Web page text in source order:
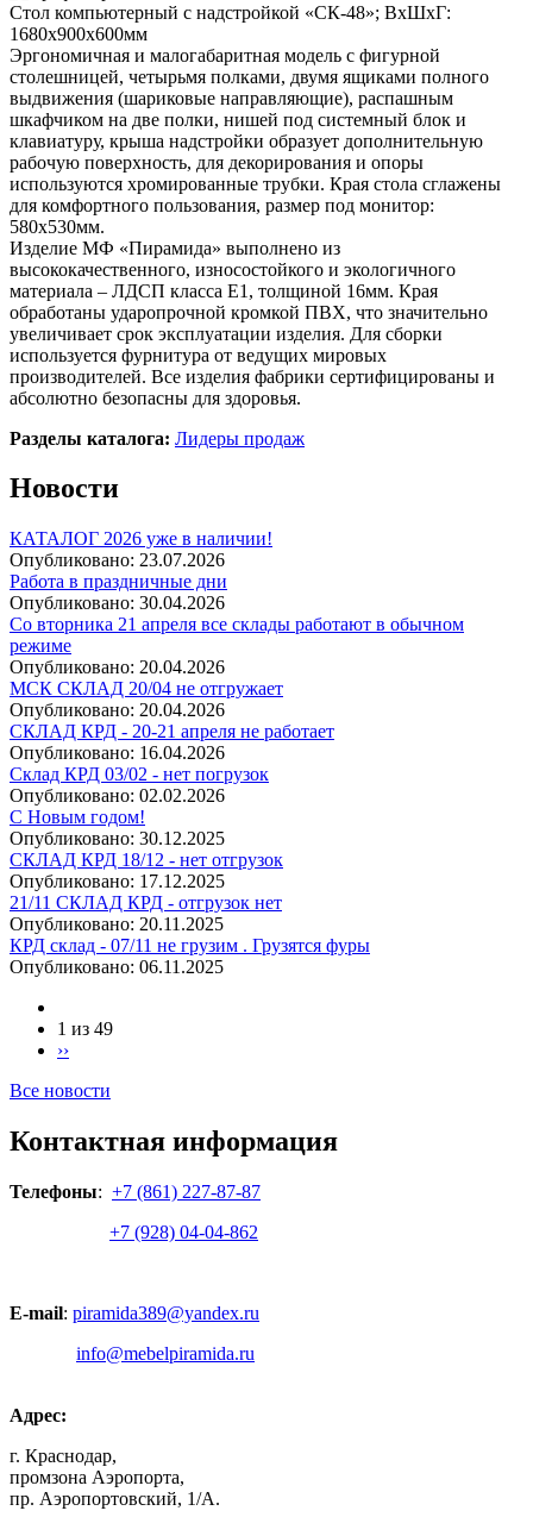
Стол компьютерный с надстройкой «СК-48»; ВхШхГ:
1680х900х600мм
Эргономичная и малогабаритная модель с фигурной
столешницей, четырьмя полками, двумя ящиками полного
выдвижения (шариковые направляющие), распашным
шкафчиком на две полки, нишей под системный блок и
клавиатуру, крыша надстройки образует дополнительную
рабочую поверхность, для декорирования и опоры
используются хромированные трубки. Края стола сглажены
для комфортного пользования, размер под монитор:
580х530мм.
Изделие МФ «Пирамида» выполнено из
высококачественного, износостойкого и экологичного
материала – ЛДСП класса Е1, толщиной 16мм. Края
обработаны ударопрочной кромкой ПВХ, что значительно
увеличивает срок эксплуатации изделия. Для сборки
используется фурнитура от ведущих мировых
производителей. Все изделия фабрики сертифицированы и
абсолютно безопасны для здоровья.
Разделы каталога: Лидеры продаж
Новости
КАТАЛОГ 2026 уже в наличии!
Опубликовано: 23.07.2026
Работа в праздничные дни
Опубликовано: 30.04.2026
Со вторника 21 апреля все склады работают в обычном
режиме
Опубликовано: 20.04.2026
МСК СКЛАД 20/04 не отгружает
Опубликовано: 20.04.2026
СКЛАД КРД - 20-21 апреля не работает
Опубликовано: 16.04.2026
Склад КРД 03/02 - нет погрузок
Опубликовано: 02.02.2026
С Новым годом!
Опубликовано: 30.12.2025
СКЛАД КРД 18/12 - нет отгрузок
Опубликовано: 17.12.2025
21/11 СКЛАД КРД - отгрузок нет
Опубликовано: 20.11.2025
КРД склад - 07/11 не грузим . Грузятся фуры
Опубликовано: 06.11.2025
1 из 49
››
Все новости
Контактная информация
Телефоны: +7 (861) 227-87-87
+7 (928) 04-04-862
E-mail: piramida389@yandex.ru
info@mebelpiramida.ru
Адрес:
г. Краснодар,
промзона Аэропорта,
пр. Аэропортовский, 1/А.